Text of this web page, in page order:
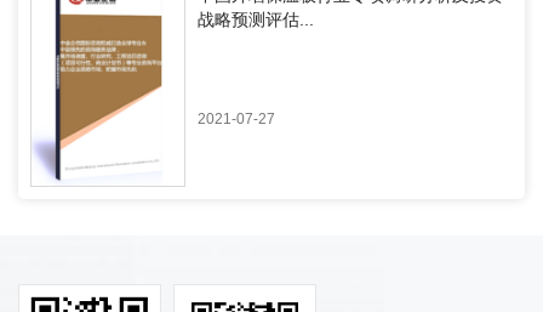
战略预测评估...
2021-07-27